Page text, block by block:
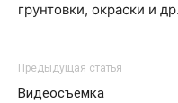
грунтовки, окраски и др.
Предыдущая статья
Видеосъемка